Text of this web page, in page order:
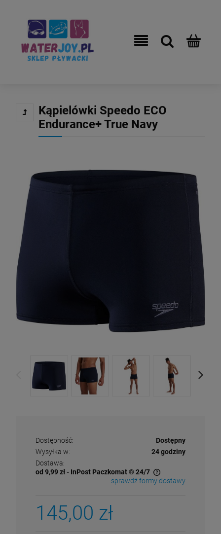
Kąpielówki Speedo ECO
Endurance+ True Navy
Dostępność:
Dostępny
Wysyłka w:
24 godziny
Dostawa:
od 9,99 zł- InPost Paczkomat ® 24/7
Cena nie zawiera ewentualnych kosztów płatności
sprawdź formy dostawy
145,00 zł